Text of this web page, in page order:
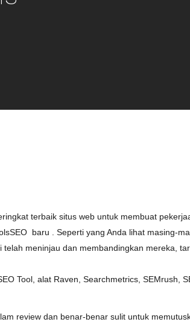
terbaik situs web untuk membuat
baru Seperti yang Anda lihat masing-
telah meninjau dan membandingkan mereka
Tool alat Raven Searchmetrics SEMrush
review dan benar-benar sulit untuk